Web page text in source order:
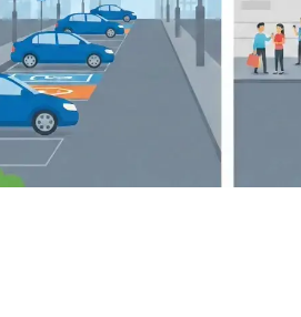
Dla klientów
Jak to działa